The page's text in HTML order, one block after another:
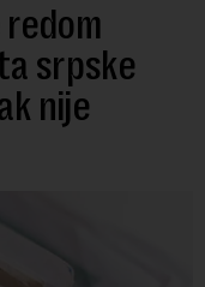
srpske
nije